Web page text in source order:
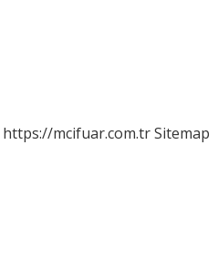
https://mcifuar.com.trSitemap